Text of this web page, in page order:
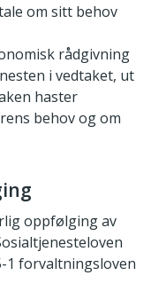
om sitt behov
rådgivning
i vedtaket, ut
haster
behov og om
oppfølging av
1 forvaltningsloven